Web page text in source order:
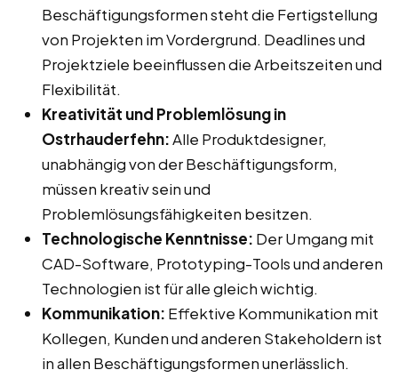
Beschäftigungsformen steht die Fertigstellung
von Projekten im Vordergrund. Deadlines und
Projektziele beeinflussen die Arbeitszeiten und
Flexibilität.
Kreativität und Problemlösung in
Ostrhauderfehn:Alle Produktdesigner,
unabhängig von der Beschäftigungsform,
müssen kreativ sein und
Problemlösungsfähigkeiten besitzen.
Technologische Kenntnisse: Der Umgang mit
CAD-Software, Prototyping-Tools und anderen
Technologien ist für alle gleich wichtig.
Kommunikation: Effektive Kommunikation mit
Kollegen, Kunden und anderen Stakeholdern ist
in allen Beschäftigungsformen unerlässlich.